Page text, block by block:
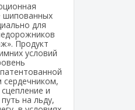
шипованных
для
Продукт
условий
сердечником,
и
на льду,